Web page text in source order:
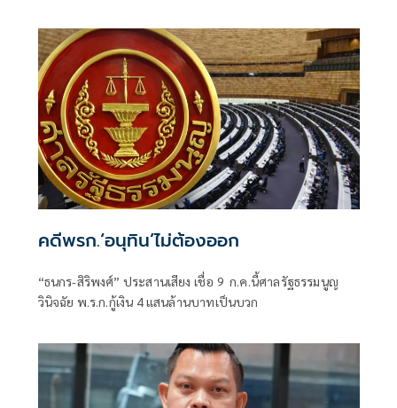
ประชาชนสักครั้ง ไม่ถือว่าเสียศักดิ์ศรี
คดีพรก.‘อนุทิน’ไม่ต้องออก
“ธนกร-สิริพงศ์” ประสานเสียง เชื่อ 9 ก.ค.นี้ศาลรัฐธรรมนูญ
วินิจฉัย พ.ร.ก.กู้เงิน 4 แสนล้านบาทเป็นบวก